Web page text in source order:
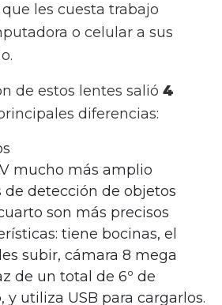
les cuesta trabajo
o celular a sus
de estos lentes salió 4
diferencias:
mucho más amplio
de detección de objetos
son más precisos
tiene bocinas, el
subir, cámara 8 mega
de un total de 6º de
y utiliza USB para cargarlos.